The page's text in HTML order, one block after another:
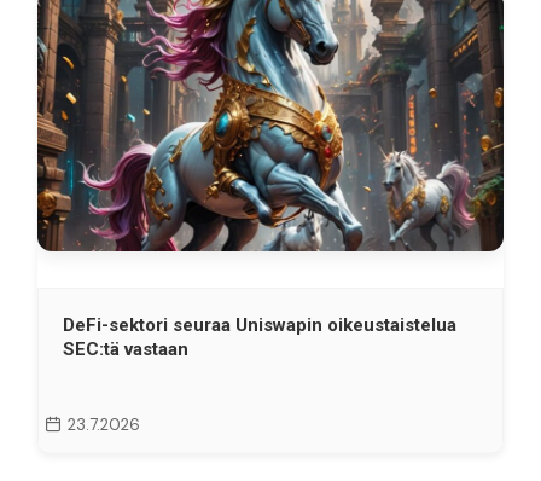
DeFi-sektori seuraa Uniswapin oikeustaistelua
SEC:tä vastaan
23.7.2026